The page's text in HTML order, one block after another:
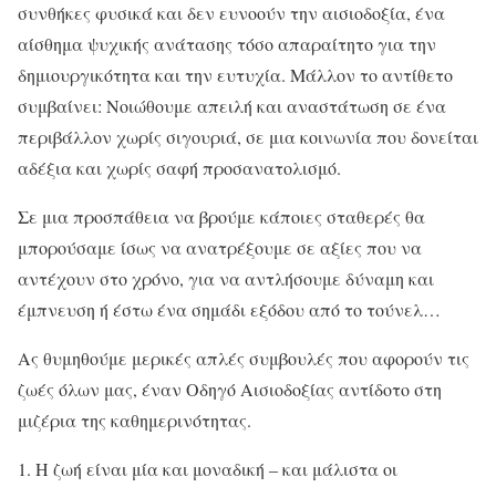
συνθήκες φυσικά και δεν ευνοούν την αισιοδοξία, ένα
αίσθημα ψυχικής ανάτασης τόσο απαραίτητο για την
δημιουργικότητα και την ευτυχία. Μάλλον το αντίθετο
συμβαίνει: Νοιώθουμε απειλή και αναστάτωση σε ένα
περιβάλλον χωρίς σιγουριά, σε μια κοινωνία που δονείται
αδέξια και χωρίς σαφή προσανατολισμό.
Σε μια προσπάθεια να βρούμε κάποιες σταθερές θα
μπορούσαμε ίσως να ανατρέξουμε σε αξίες που να
αντέχουν στο χρόνο, για να αντλήσουμε δύναμη και
έμπνευση ή έστω ένα σημάδι εξόδου από το τούνελ…
Ας θυμηθούμε μερικές απλές συμβουλές που αφορούν τις
ζωές όλων μας, έναν Οδηγό Αισιοδοξίας αντίδοτο στη
μιζέρια της καθημερινότητας.
Η ζωή είναι μία και μοναδική – και μάλιστα οι